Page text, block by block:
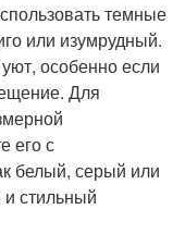
темные
или изумрудный.
особенно если
Для
его с
белый, серый или
стильный